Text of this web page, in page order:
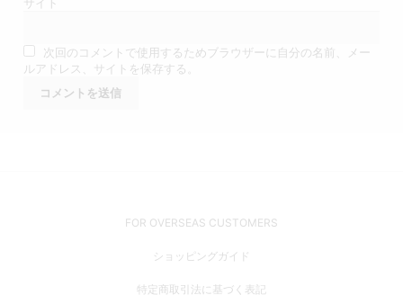
サイト
次回のコメントで使用するためブラウザーに自分の名前、メー
ルアドレス、サイトを保存する。
FOR OVERSEAS CUSTOMERS
ショッピングガイド
特定商取引法に基づく表記